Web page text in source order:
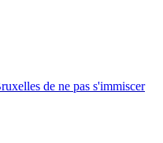
de ne pas s'immiscer